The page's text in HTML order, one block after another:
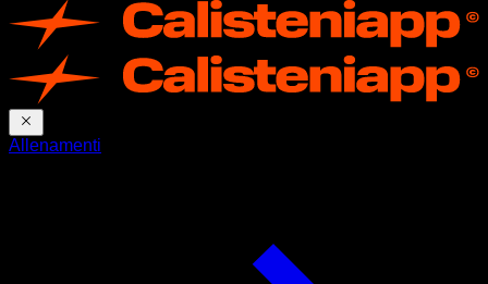
Allenamenti